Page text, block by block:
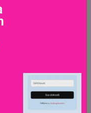
02 Lys Rosé